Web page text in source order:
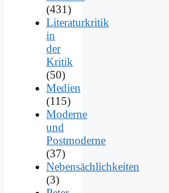
(431)
Literaturkritik
in
der
Kritik
(50)
Medien
(115)
Moderne
und
Postmoderne
(37)
Nebensächlichkeiten
(3)